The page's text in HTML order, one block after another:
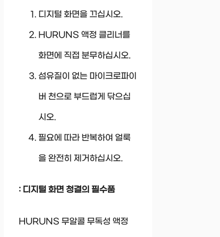
디지털 화면을 끄십시오.
HURUNS 액정 클리너를
화면에 직접 분무하십시오.
섬유질이 없는 마이크로파이
버 천으로 부드럽게 닦으십
시오.
필요에 따라 반복하여 얼룩
을 완전히 제거하십시오.
: 디지털 화면 청결의 필수품
HURUNS 무알콜 무독성 액정